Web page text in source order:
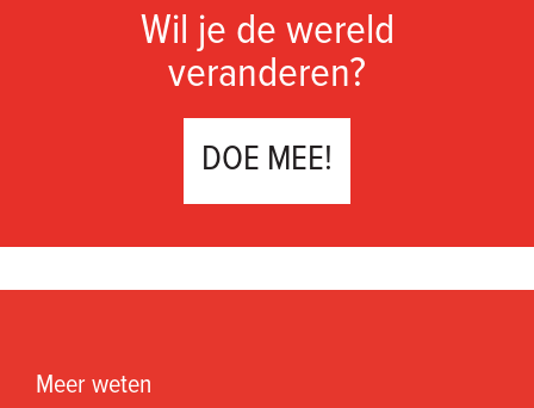
Wil je de wereld
veranderen?
DOE MEE!
Meer weten